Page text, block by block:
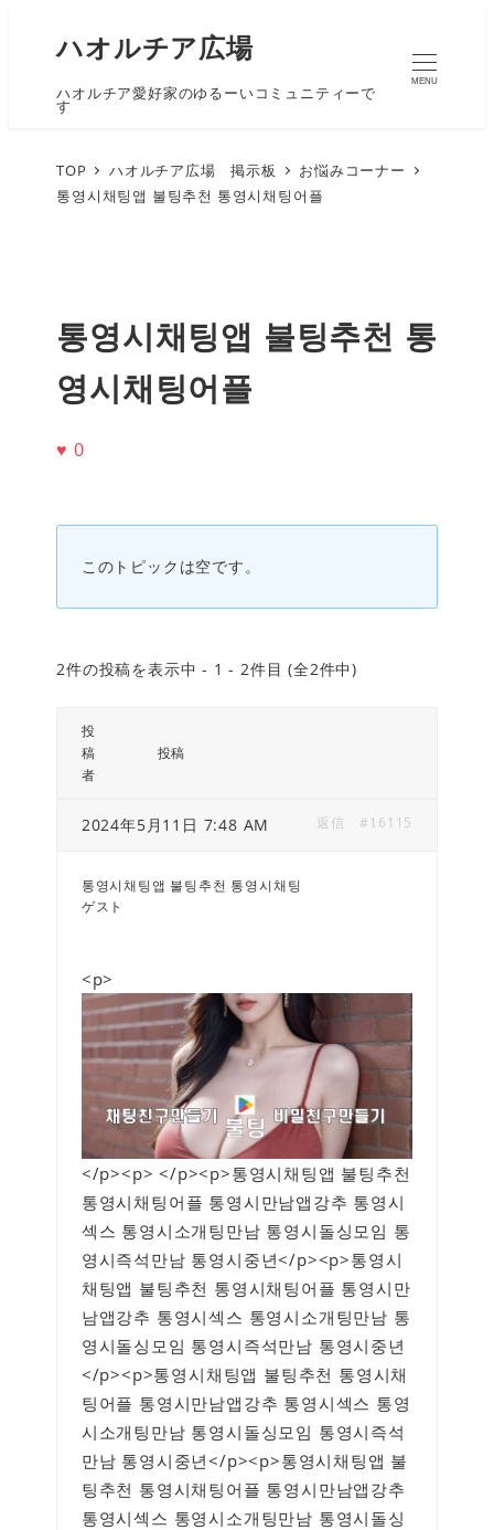
ハオルチア広場
ハオルチア愛好家のゆるーいコミュニティーで
す
MENU
TOP ハオルチア広場 掲示板
お悩みコーナー
통영시채팅앱 불팅추천 통영시채팅어플
통영시채팅앱 불팅추천 통
영시채팅어플
♥ 0
このトピックは空です。
2件の投稿を表示中 - 1 - 2件目 (全2件中)
投
稿
者
投稿
2024年5月11日 7:48 AM #16115
返信
통영시채팅앱 불팅추천 통영시채팅
ゲスト
<p>
</p><p> </p><p>통영시채팅앱 불팅추천
통영시채팅어플 통영시만남앱강추 통영시
섹스 통영시소개팅만남 통영시돌싱모임 통
영시즉석만남 통영시중년</p><p>통영시
채팅앱 불팅추천 통영시채팅어플 통영시만
남앱강추 통영시섹스 통영시소개팅만남 통
영시돌싱모임 통영시즉석만남 통영시중년
</p><p>통영시채팅앱 불팅추천 통영시채
팅어플 통영시만남앱강추 통영시섹스 통영
시소개팅만남 통영시돌싱모임 통영시즉석
만남 통영시중년</p><p>통영시채팅앱 불
팅추천 통영시채팅어플 통영시만남앱강추
통영시섹스 통영시소개팅만남 통영시돌싱